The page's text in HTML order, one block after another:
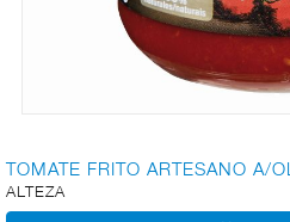
TOMATE FRITO ARTESANO A/
ALTEZA